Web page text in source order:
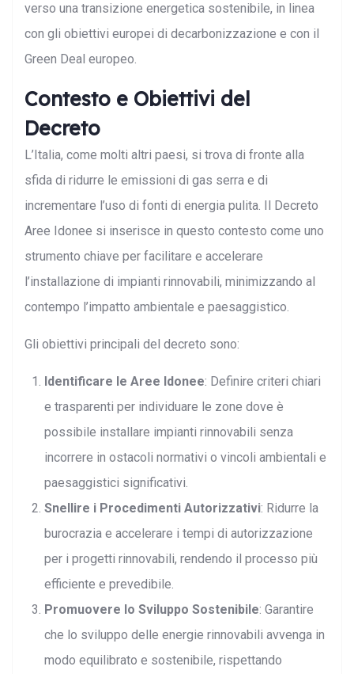
verso una transizione energetica sostenibile, in linea
con gli obiettivi europei di decarbonizzazione e con il
Green Deal europeo.
Contesto e Obiettivi del
Decreto
L’Italia, come molti altri paesi, si trova di fronte alla
sfida di ridurre le emissioni di gas serra e di
incrementare l’uso di fonti di energia pulita. Il Decreto
Aree Idonee si inserisce in questo contesto come uno
strumento chiave per facilitare e accelerare
l’installazione di impianti rinnovabili, minimizzando al
contempo l’impatto ambientale e paesaggistico.
Gli obiettivi principali del decreto sono:
Identificare le Aree Idonee: Definire criteri chiari
e trasparenti per individuare le zone dove è
possibile installare impianti rinnovabili senza
incorrere in ostacoli normativi o vincoli ambientali e
paesaggistici significativi.
Snellire i Procedimenti Autorizzativi: Ridurre la
burocrazia e accelerare i tempi di autorizzazione
per i progetti rinnovabili, rendendo il processo più
efficiente e prevedibile.
Promuovere lo Sviluppo Sostenibile: Garantire
che lo sviluppo delle energie rinnovabili avvenga in
modo equilibrato e sostenibile, rispettando